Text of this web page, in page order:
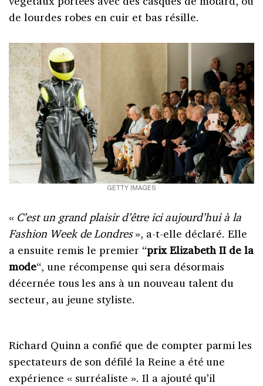
de lourdes robes en cuir et bas résille.
GETTY IMAGES
« C’est un grand plaisir d’être ici aujourd’hui à la
Fashion Week de Londres», a-t-elle déclaré. Elle
a ensuite remis le premier “prix Elizabeth II de la
mode“, une récompense qui sera désormais
décernée tous les ans à un nouveau talent du
secteur, au jeune styliste.
Richard Quinn a confié que de compter parmi les
spectateurs de son défilé la Reine a été une
expérience « surréaliste ». Il a ajouté qu’il